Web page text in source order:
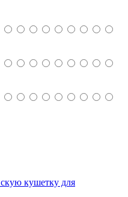
кушетку для